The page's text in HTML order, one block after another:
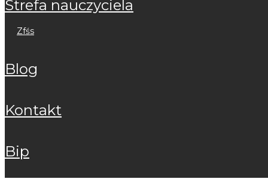
strefa nauczyciela
zfśs
blog
kontakt
bip